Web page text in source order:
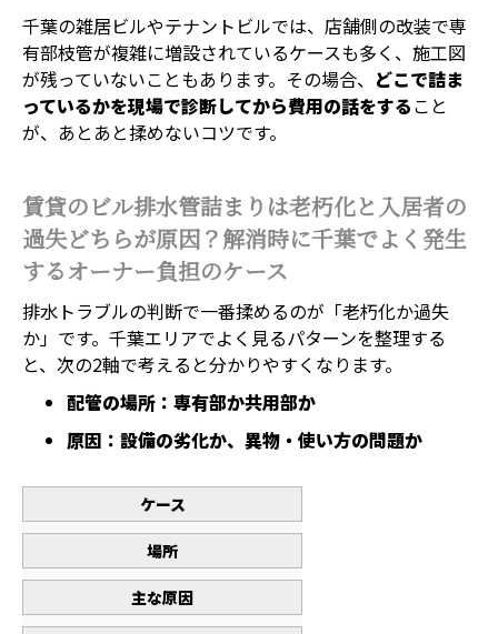
千葉の雑居ビルやテナントビルでは、店舗側の改装で専
有部枝管が複雑に増設されているケースも多く、施工図
が残っていないこともあります。その場合、 どこで詰ま
っているかを現場で診断してから費用の話をすること
が、あとあと揉めないコツです。
賃貸のビル排水管詰まりは老朽化と入居者の
過失どちらが原因？解消時に千葉でよく発生
するオーナー負担のケース
排水トラブルの判断で一番揉めるのが「老朽化か過失
か」です。千葉エリアでよく見るパターンを整理する
と、次の2軸で考えると分かりやすくなります。
配管の場所：専有部か共用部か
原因：設備の劣化か、異物・使い方の問題か
ケース
場所
主な原因